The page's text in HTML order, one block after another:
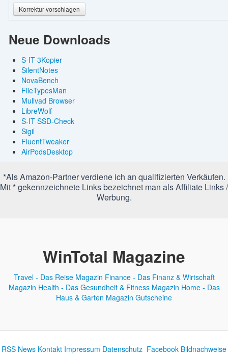
Korrektur vorschlagen
Neue Downloads
S-IT-3Kopier
SilentNotes
NovaBench
FileTypesMan
Mullvad Browser
LibreWolf
S-IT SSD-Check
Sigil
FluentTweaker
AirPodsDesktop
*Als Amazon-Partner verdiene ich an qualifizierten Verkäufen.
Mit * gekennzeichnete Links bezeichnet man als Affiliate Links /
Werbung.
WinTotal Magazine
Travel - Das Reise Magazin Finance - Das Finanz & Wirtschaft
Magazin Health - Das Gesundheit & Fitness Magazin Home - Das
Haus & Garten Magazin Gutscheine
RSS News Kontakt Impressum Datenschutz Facebook Bildnachweise